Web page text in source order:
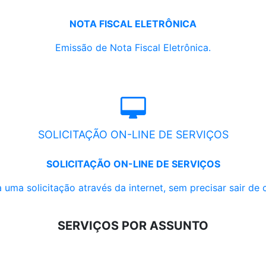
NOTA FISCAL ELETRÔNICA
Emissão de Nota Fiscal Eletrônica.
SOLICITAÇÃO ON-LINE DE SERVIÇOS
SOLICITAÇÃO ON-LINE DE SERVIÇOS
uma solicitação através da internet, sem precisar sair de
SERVIÇOS POR ASSUNTO